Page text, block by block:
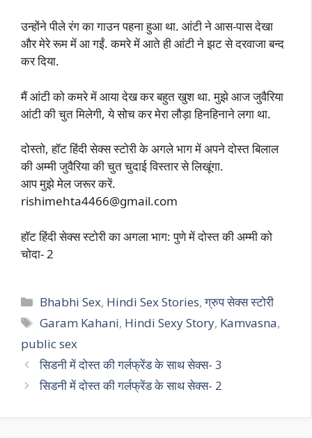
उन्होंने पीले रंग का गाउन पहना हुआ था. आंटी ने आस-पास देखा
और मेरे रूम में आ गईं. कमरे में आते ही आंटी ने झट से दरवाजा बन्द
कर दिया.
मैं आंटी को कमरे में आया देख कर बहुत खुश था. मुझे आज जुवैरिया
आंटी की चुत मिलेगी, ये सोच कर मेरा लौड़ा हिनहिनाने लगा था.
दोस्तो, हॉट हिंदी सेक्स स्टोरी के अगले भाग में अपने दोस्त बिलाल
की अम्मी जुवैरिया की चुत चुदाई विस्तार से लिखूंगा.
आप मुझे मेल जरूर करें.
rishimehta4466@gmail.com
हॉट हिंदी सेक्स स्टोरी का अगला भाग: पुणे में दोस्त की अम्मी को
चोदा- 2
Categories
Bhabhi Sex, Hindi Sex Stories,ग्रुप सेक्स स्टोरी
Tags
Garam Kahani, Hindi Sexy Story, Kamvasna,
public sex
सिडनी में दोस्त की गर्लफ्रेंड के साथ सेक्स- 3
सिडनी में दोस्त की गर्लफ्रेंड के साथ सेक्स- 2